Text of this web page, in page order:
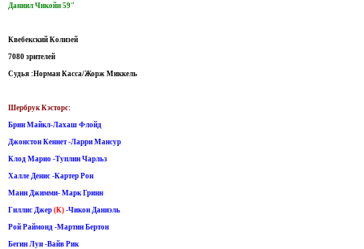
Даниил Чикойн 59"
Квебекский Колизей
7080 зрителей
Судья :Норман Касса/Жорж Миккель
Шербрук Кэсторс:
Брин Майкл-Лахаш Флойд
Джонстон Кеннет -Ларри Мансур
Клод Марио -Туплин Чарльз
Халле Денис -Картер Рон
Манн Джимми- Марк Гринн
Гиллис Джер (К) -Чикон Даниэль
Рой Раймонд -Мартин Бертон
Бегин Луи -Вайв Рик